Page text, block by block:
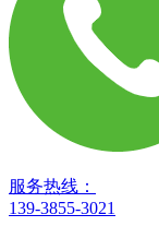
服务热线：
139-3855-3021